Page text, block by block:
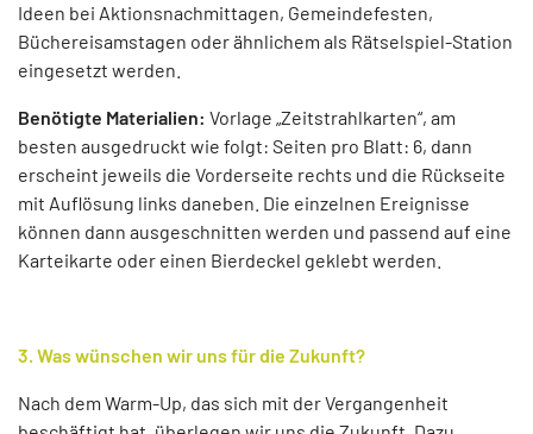
Ideen bei Aktionsnachmittagen, Gemeindefesten,
Büchereisamstagen oder ähnlichem als Rätselspiel-Station
eingesetzt werden.
Benötigte Materialien: Vorlage „Zeitstrahlkarten“, am
besten ausgedruckt wie folgt: Seiten pro Blatt: 6, dann
erscheint jeweils die Vorderseite rechts und die Rückseite
mit Auflösung links daneben. Die einzelnen Ereignisse
können dann ausgeschnitten werden und passend auf eine
Karteikarte oder einen Bierdeckel geklebt werden.
3. Was wünschen wir uns für die Zukunft?
Nach dem Warm-Up, das sich mit der Vergangenheit